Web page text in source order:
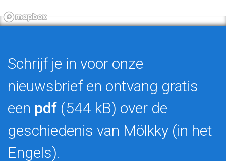
Schrijf je in voor onze
nieuwsbrief en ontvang gratis
een pdf (544 kB) over de
geschiedenis van Mölkky (in het
Engels).